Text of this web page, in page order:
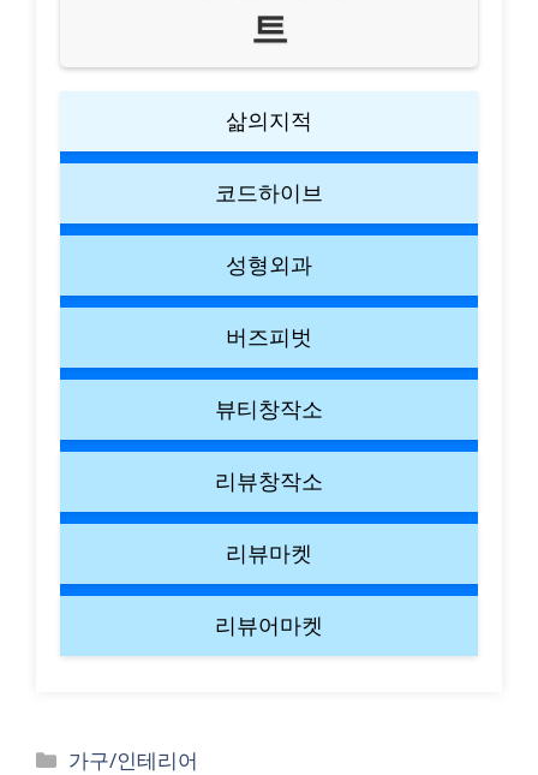
트
삶의지적
코드하이브
성형외과
버즈피벗
뷰티창작소
리뷰창작소
리뷰마켓
리뷰어마켓
Categories
가구/인테리어